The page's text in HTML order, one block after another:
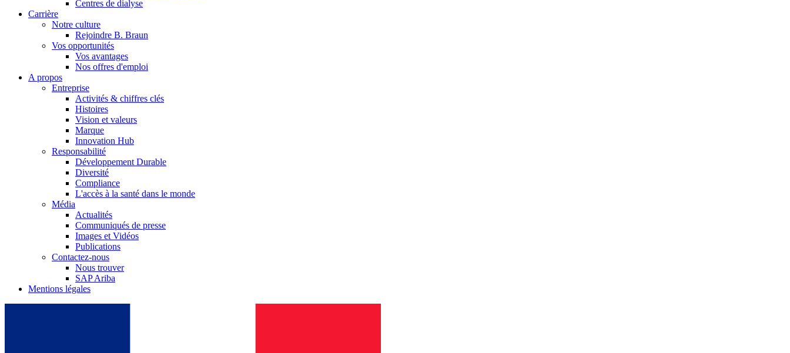
Catalogue de produits
Trouvez le produit que vous recherchez. Visitez le catalogue de produits B. Braun avec notre portefeuille complet.
Nous coordonnons vos soins médicaux à votre sortie de l’hôpital. Pour plus d’informations, veuillez visiter notre page de soins à domicile.
Trouvez votre emploi
Découvrez vos opportunités de carrière chez B. Braun. Recherchez sur notre marché du travail mondial des profils d’emploi intéressants.
Pôle d’innovation
Stimulons ensemble l’innovation dans la technologie médicale. Apprenez-en plus sur notre centre d’innovation et présentez votre idée.
Centres de dialyse
Carrière
Notre culture
Rejoindre B. Braun
Vos opportunités
Vos avantages
Nos offres d'emploi
A propos
Entreprise
Activités & chiffres clés
Histoires
Vision et valeurs
Marque
Innovation Hub
Responsabilité
Développement Durable
Diversité
Compliance
L'accès à la santé dans le monde
Média
Actualités
Communiqués de presse
Images et Vidéos
Publications
Contactez-nous
Nous trouver
SAP Ariba
Mentions légales